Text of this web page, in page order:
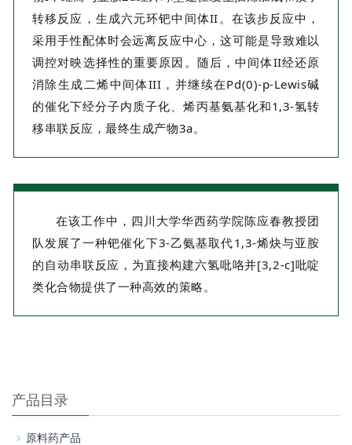
转移反应，生成六元环钯中间体II。在该步反应中，
采用手性配体时会远离反应中心，这可能是导致难以
调控对映选择性的重要原因。随后，中间体II经还原
消除生成二烯中间体III，并继续在Pd(0)-p-Lewis碱
的催化下经分子内质子化、烯丙基氨基化和1,3-氢转
移串联反应，最终生成产物3a。
在该工作中，四川大学华西药学院陈应春教授团
队发展了一种钯催化下3-乙氨基取代1,3-烯炔与亚胺
的自动串联反应，为直接构建六氢吡咯并[3,2-c]吡啶
类化合物提供了一种高效的策略。
产品目录
原料药产品